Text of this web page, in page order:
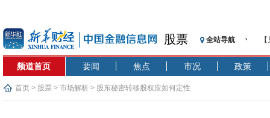
股票 全站导航
记
频道首页 要闻 焦点 市况 政策
首页 > 股票 > 市场解析 > 股东秘密转移股权应如何定性